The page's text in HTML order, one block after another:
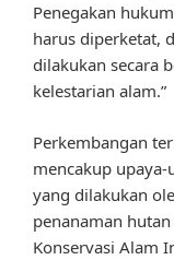
Penegakan
harus diperketat,
dilakukan secara
kelestarian alam.”
Perkembangan
mencakup
yang dilakukan
penanaman
Konservasi Alam